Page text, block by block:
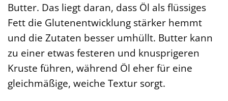
Butter. Das liegt daran, dass Öl als flüssiges
Fett die Glutenentwicklung stärker hemmt
und die Zutaten besser umhüllt. Butter kann
zu einer etwas festeren und knusprigeren
Kruste führen, während Öl eher für eine
gleichmäßige, weiche Textur sorgt.